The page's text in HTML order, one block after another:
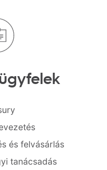
és felvásárlás
tanácsadás